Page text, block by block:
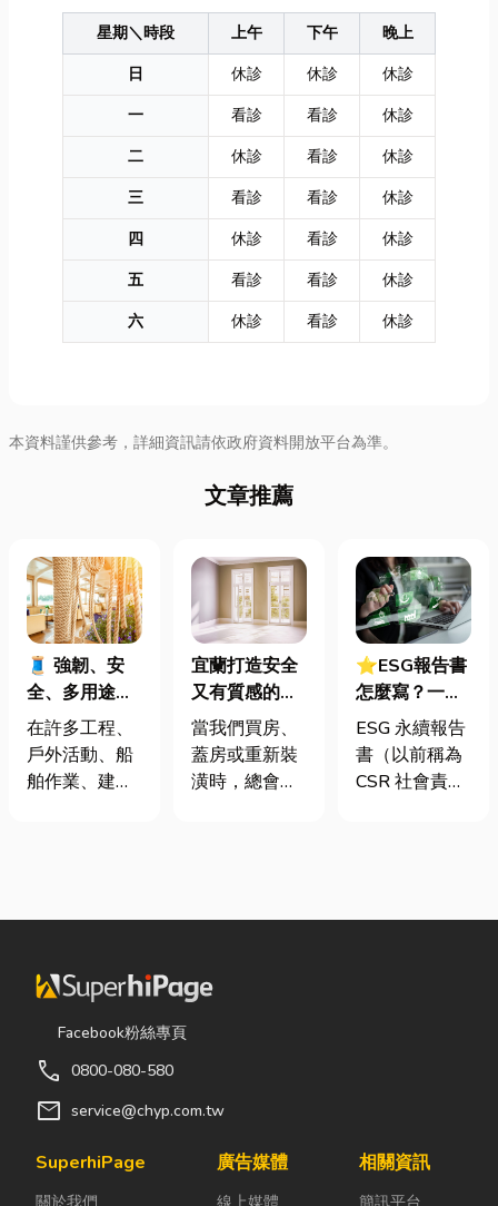
星期＼時段 上午 下午
晚上
日
休診 休診
休診
一
看診 看診
休診
二
休診 看診
休診
三
看診 看診
休診
四
休診 看診
休診
五
看診 看診
休診
六
休診 看診 休診
本資料謹供參考，詳細資訊請依政府資料開放平台為準。
文章推薦
🧵 強韌、安
全、多用途！
從繩索到安全
網的全方位防
護應用指南
在許多工程、
戶外活動、船
舶作業、建築
網」其實都是
被忽略的設
備。很多人以
為繩子只是拿
其實在專業領
域中，繩索不
關係到安全、
宜蘭打造安全
又有質感的
家，從專業門
窗開始
當我們買房、
蓋房或重新裝
潢時，總會把
天都在使用的
門窗不只是遮
通風與生活品
氣候潮濕多
⭐ESG報告書
怎麼寫？一定
要上市櫃才寫
嗎？3步驟擺
脫綠色轉型焦
ESG 永續報告
書（以前稱為
CSR 社會責任
責任（S）與
多中小企業主
Facebook粉絲專頁
call 0800-080-580
mail service@chyp.com.tw
SuperhiPage
關於我們
廣告媒體
線上媒體
相關資訊
簡訊平台